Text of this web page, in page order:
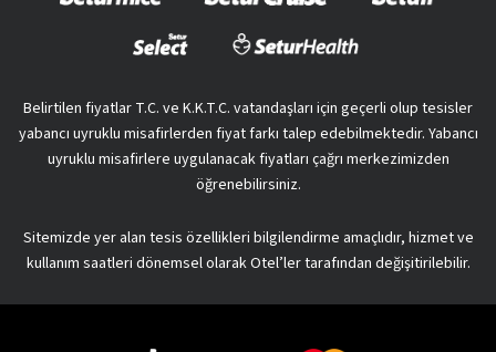
Belirtilen fiyatlar T.C. ve K.K.T.C. vatandaşları için geçerli olup tesisler
yabancı uyruklu misafirlerden fiyat farkı talep edebilmektedir. Yabancı
uyruklu misafirlere uygulanacak fiyatları çağrı merkezimizden
öğrenebilirsiniz.
Sitemizde yer alan tesis özellikleri bilgilendirme amaçlıdır, hizmet ve
kullanım saatleri dönemsel olarak Otel’ler tarafından değişitirilebilir.